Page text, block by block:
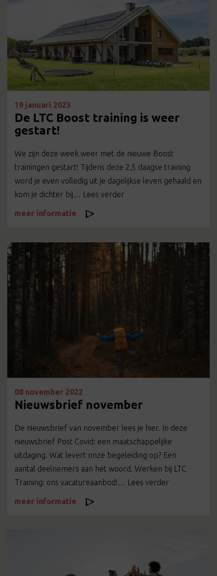
19 januari 2023
De LTC Boost training is weer
gestart!
We zijn deze week weer met de nieuwe Boost
trainingen gestart! Tijdens deze 2,5 daagse training
word je even volledig uit je dagelijkse leven gehaald en
kom je dichter bij… Lees verder
meer informatie
08 november 2022
Nieuwsbrief november
De nieuwsbrief van november lees je hier. In deze
nieuwsbrief Post Covid: een maatschappelijke
uitdaging. Wat levert onze begeleiding op? Een
aantal deelnemers aan het woord. Werken bij LTC
Training: ons vacatureaanbod!… Lees verder
meer informatie